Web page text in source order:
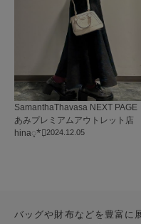
2024.12.05
SamanthaThavasa NEXT PAGE
あみプレミアムアウトレット店
hina◌̥*⃝̣
バッグや財布などを豊富に